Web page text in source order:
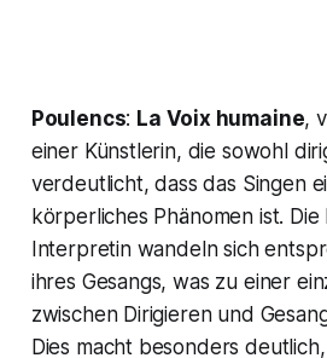
Poulencs: La Voix humaine,
einer Künstlerin, die sowohl
verdeutlicht, dass das Singen
körperliches Phänomen ist.
Interpretin wandeln sich
ihres Gesangs, was zu einer
zwischen Dirigieren und
Dies macht besonders